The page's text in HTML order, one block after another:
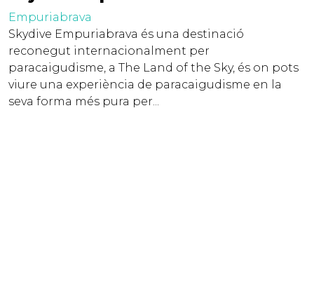
Empuriabrava
Skydive Empuriabrava és una destinació
reconegut internacionalment per
paracaigudisme, a The Land of the Sky, és on pots
viure una experiència de paracaigudisme en la
seva forma més pura per...